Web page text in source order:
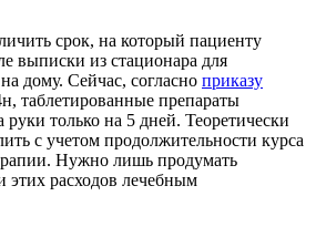
срок, на который пациенту
выписки из стационара для
дому. Сейчас, согласно приказу
таблетированные препараты
руки только на 5 дней. Теоретически
с учетом продолжительности курса
Нужно лишь продумать
этих расходов лечебным